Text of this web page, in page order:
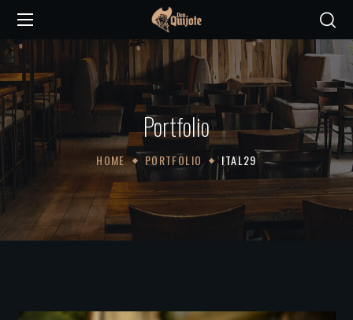
Portfolio
HOME PORTFOLIO ITAL29